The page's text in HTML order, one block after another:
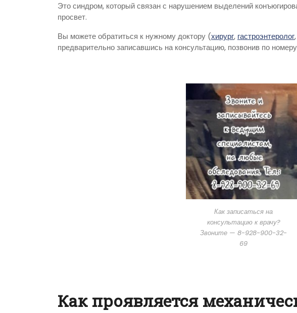
Это синдром, который связан с нарушением выделений
просвет.
Вы можете обратиться к нужному доктору (хирург, гастроэнтеролог,
предварительно записавшись на консультацию, позвонив по номеру
Как записаться на
консультацию к врачу?
Звоните — 8-928-900-32-
69
Как проявляется